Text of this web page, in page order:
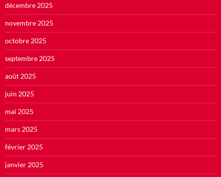
décembre 2025
novembre 2025
octobre 2025
septembre 2025
août 2025
juin 2025
mai 2025
mars 2025
février 2025
janvier 2025